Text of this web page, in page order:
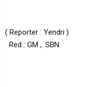
( Reporter : Yendri )
Red : GM ,. SBN.